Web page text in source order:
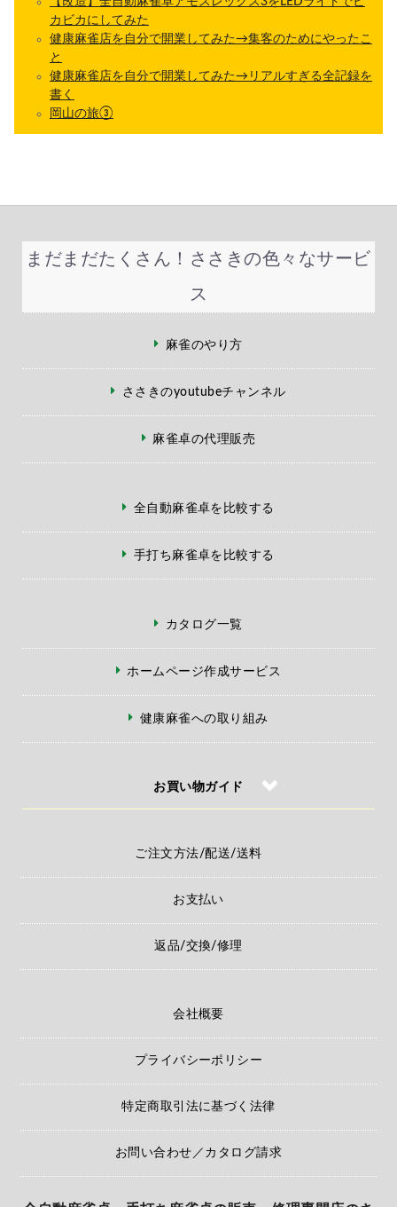
カビカにしてみた
健康麻雀店を自分で開業してみた→集客のためにやったこ
と
健康麻雀店を自分で開業してみた→リアルすぎる全記録を
書く
岡山の旅③
まだまだたくさん！ささきの色々なサービ
ス
麻雀のやり方
ささきのyoutubeチャンネル
麻雀卓の代理販売
全自動麻雀卓を比較する
手打ち麻雀卓を比較する
カタログ一覧
ホームページ作成サービス
健康麻雀への取り組み
お買い物ガイド
ご注文方法/配送/送料
お支払い
返品/交換/修理
会社概要
プライバシーポリシー
特定商取引法に基づく法律
お問い合わせ／カタログ請求